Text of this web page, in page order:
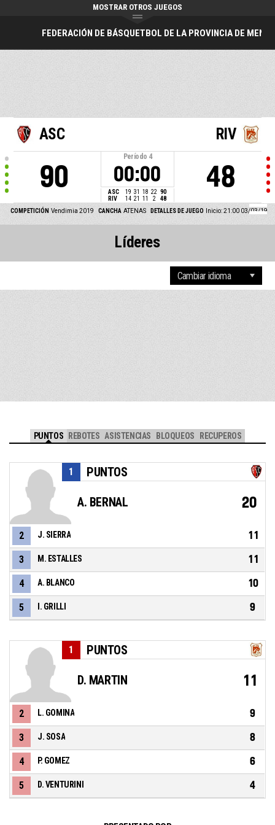
FEDERACIÓN DE BÁSQUETBOL DE LA PROVINCIA DE
MOSTRAR OTROS JUEGOS
ASC
90
Período 4
00:00
ASC 19 31 18 22 90
RIV
14 21 11 2 48
RIV
48
COMPETICIÓN Vendimia 2019 CANCHA ATENAS DETALLES DE JUEGO Inicio: 21:00 03/03/19
Líderes
PUNTOS REBOTES ASISTENCIAS BLOQUEOS RECUPEROS
PUNTOS
1
A. BERNAL 20
2 J. SIERRA 11
3 M. ESTALLES 11
4 A. BLANCO 10
5 I. GRILLI 9
PUNTOS
1
D. MARTIN 11
2 L. GOMINA 9
3 J. SOSA 8
4 P. GOMEZ 6
5 D. VENTURINI 4